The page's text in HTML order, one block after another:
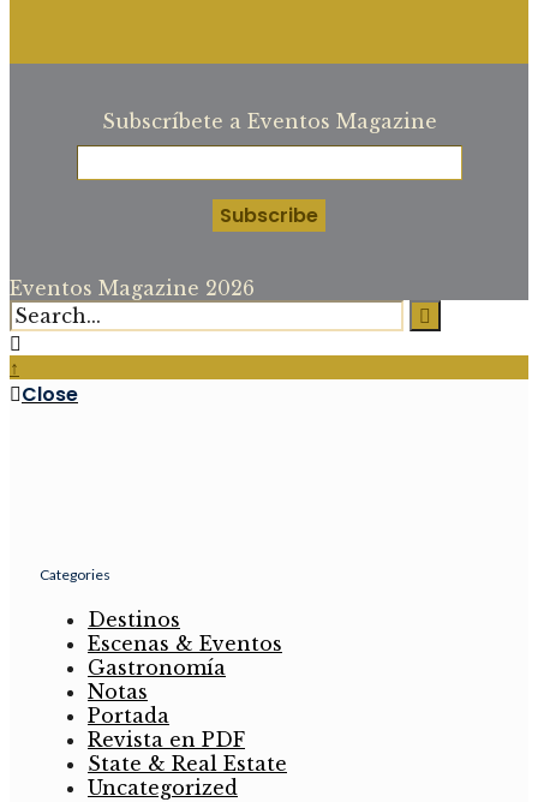
Subscríbete a Eventos Magazine
Eventos Magazine 2026
↑
Close
Categories
Destinos
Escenas & Eventos
Gastronomía
Notas
Portada
Revista en PDF
State & Real Estate
Uncategorized